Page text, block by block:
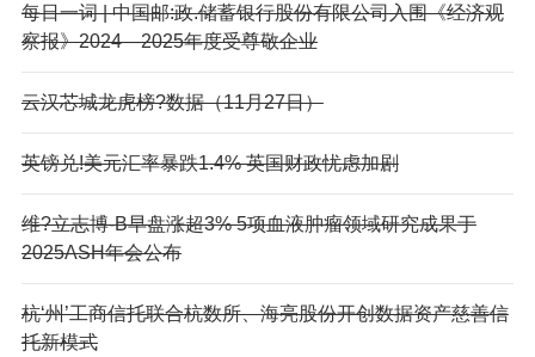
每日一词 | 中国邮:政.储蓄银行股份有限公司入围《经济观
察报》2024—2025年度受尊敬企业
云汉芯城龙虎榜?数据（11月27日）
英镑兑!美元汇率暴跌1.4% 英国财政忧虑加剧
维?立志博-B早盘涨超3% 5项血液肿瘤领域研究成果于
2025ASH年会公布
杭‘州’工商信托联合杭数所、海亮股份开创数据资产慈善信
托新模式